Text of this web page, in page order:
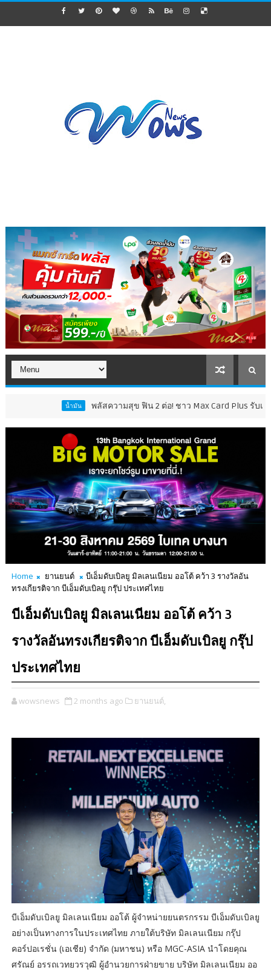
พลัสความสุข ฟิน 2 ต่อ! ชาว Max Card Plus รับเซอร์ไพรส์คุ้
Home ยานยนต์
บีเอ็มดับเบิลยู มิลเลนเนียม ออโต้ คว้า 3 รางวัลอัน
ทรงเกียรติจาก บีเอ็มดับเบิลยู กรุ๊ป ประเทศไทย
บีเอ็มดับเบิลยู มิลเลนเนียม ออโต้ คว้า 3
รางวัลอันทรงเกียรติจาก บีเอ็มดับเบิลยู กรุ๊ป
ประเทศไทย
wowsnews 2 months ago ยานยนต์,
บีเอ็มดับเบิลยู มิลเลนเนียม ออโต้ ผู้จำหน่ายยนตรกรรม บีเอ็มดับเบิลยู
อย่างเป็นทางการในประเทศไทย ภายใต้บริษัท มิลเลนเนียม กรุ๊ป
คอร์ปอเรชั่น (เอเชีย) จำกัด (มหาชน) หรือ MGC-ASIA นำโดยคุณ
ศรัณย์ อรรถเวทยวรวุฒิ ผู้อำนวยการฝ่ายขาย บริษัท มิลเลนเนียม ออ